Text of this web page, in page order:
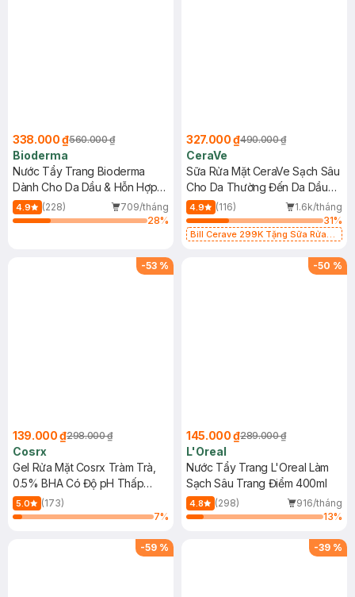
338.000 ₫560.000 ₫
Bioderma
Nước Tẩy Trang Bioderma
Dành Cho Da Dầu & Hỗn Hợp
500ml
4.9 (228)
709/tháng
28%
327.000 ₫490.000 ₫
CeraVe
Sữa Rửa Mặt CeraVe Sạch Sâu
Cho Da Thường Đến Da Dầu
473ml
4.9 (116)
1.6k/tháng
31%
Bill Cerave 299K Tặng Sữa Rửa
-53 %
139.000 ₫298.000 ₫
Cosrx
Gel Rửa Mặt Cosrx Tràm Trà,
0.5% BHA Có Độ pH Thấp
150ml
5.0
(173)
7%
-50 %
145.000 ₫289.000 ₫
L'Oreal
Nước Tẩy Trang L'Oreal Làm
Sạch Sâu Trang Điểm 400ml
4.8 (298)
916/tháng
13%
-59 % -39 %